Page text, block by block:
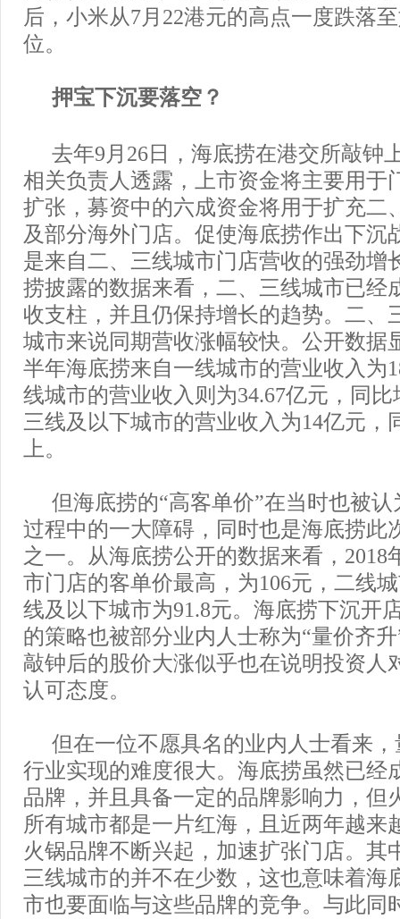
后，小米从7月22港元的高点一度跌落
位。
押宝下沉要落空？
去年9月26日，海底捞在港交所敲钟
相关负责人透露，上市资金将主要用于
扩张，募资中的六成资金将用于扩充二
及部分海外门店。促使海底捞作出下沉
是来自二、三线城市门店营收的强劲增
捞披露的数据来看，二、三线城市已经
收支柱，并且仍保持增长的趋势。二、
城市来说同期营收涨幅较快。公开数据
半年海底捞来自一线城市的营业收入为
线城市的营业收入则为34.67亿元，同比
三线及以下城市的营业收入为14亿元，
上。
但海底捞的“高客单价”在当时也被
过程中的一大障碍，同时也是海底捞此
之一。从海底捞公开的数据来看，2018
市门店的客单价最高，为106元，二线
线及以下城市为91.8元。海底捞下沉开
的策略也被部分业内人士称为“量价齐
敲钟后的股价大涨似乎也在说明投资人
认可态度。
但在一位不愿具名的业内人士看来
行业实现的难度很大。海底捞虽然已经
品牌，并且具备一定的品牌影响力，但
所有城市都是一片红海，且近两年越来
火锅品牌不断兴起，加速扩张门店。其
三线城市的并不在少数，这也意味着海
市也要面临与这些品牌的竞争。与此同